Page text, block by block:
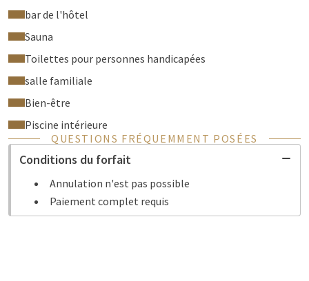
bar de l'hôtel
Sauna
Toilettes pour personnes handicapées
salle familiale
Bien-être
Piscine intérieure
QUESTIONS FRÉQUEMMENT POSÉES
Conditions du forfait
Annulation n'est pas possible
Paiement complet requis